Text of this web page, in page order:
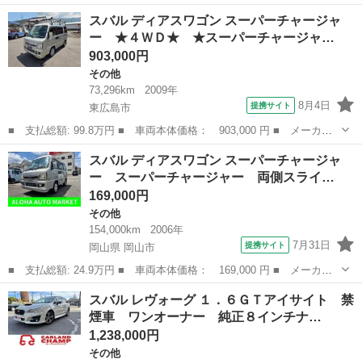
ー名： スバル ■ 車種名： レヴォーグ ■ グレード名： １．６
ＧＴ ＥｙｅＳｉｇｈｔ Ｓ－ｓｔｙｌｅ ８インチナビ ＥＴＣ
２．０ シ...
広島 福山市
スバル ディアスワゴン スーパーチャージャ
ー ★４ＷＤ★ ★スーパーチャージャ…
903,000円
その他
73,296km
2009年
東広島市
提携サイト 8月4日
■ 支払総額: 99.8万円 ■ 車両本体価格： 903,000 円 ■ メーカー
名： スバル ■ 車種名： ディアスワゴン ■ グレード名： スー
パーチャージャー ★４ＷＤ★ ★スーパーチャージャー★ ５速マ
ニュアル Ｅ...
広島 東広島市 その他
スバル ディアスワゴン スーパーチャージャ
ー スーパーチャージャー 両側スライ…
169,000円
その他
154,000km
2006年
岡山県 岡山市
提携サイト 7月31日
■ 支払総額: 24.9万円 ■ 車両本体価格： 169,000 円 ■ メーカー
名： スバル ■ 車種名： ディアスワゴン ■ グレード名： スー
パーチャージャー スーパーチャージャー 両側スライドドア キー
レス フォグ...
岡山 岡山市
スバル レヴォーグ １．６ＧＴアイサイト 禁
煙車 ワンオーナー 純正８インチナ…
1,238,000円
その他